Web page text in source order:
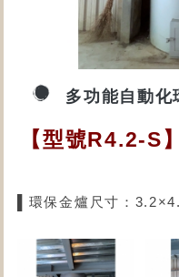
多功能自動化
【型號R4.2-S
▌環保金爐尺寸：